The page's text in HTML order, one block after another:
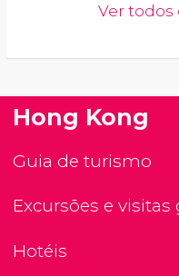
Ver todos
Hong Kong
Guia de turismo
Excursões e visitas
Hotéis